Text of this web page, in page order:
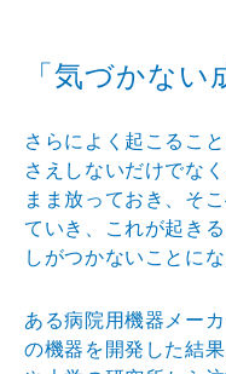
「気づかない
さらによく起こるこ
さえしないだけでな
まま放っておき、そ
ていき、これが起き
しがつかないことにな
ある病院用機器メー
の機器を開発した結